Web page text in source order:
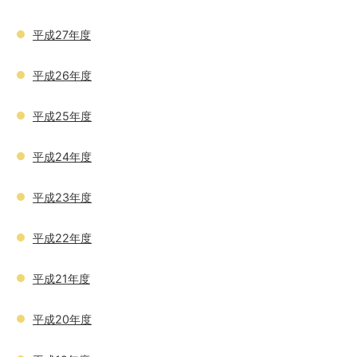
平成27年度
平成26年度
平成25年度
平成24年度
平成23年度
平成22年度
平成21年度
平成20年度